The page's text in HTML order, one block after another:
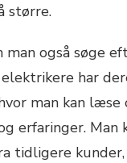
større.
man også søge
har
man kan læse
erfaringer. Man
tidligere